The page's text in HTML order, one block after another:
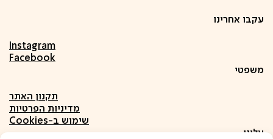
עקבו אחרינו
Instagram
Facebook
משפטי
תקנון האתר
מדיניות הפרטיות
שימוש ב-Cookies
עלינו